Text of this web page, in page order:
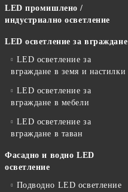
LED промишлено /
индустриално осветление
LED осветление за вграждане
LED осветление за
вграждане в земя и настилки
LED осветление за
вграждане в мебели
LED осветление за
вграждане в таван
Фасадно и водно LED
осветление
Подводно LED осветление